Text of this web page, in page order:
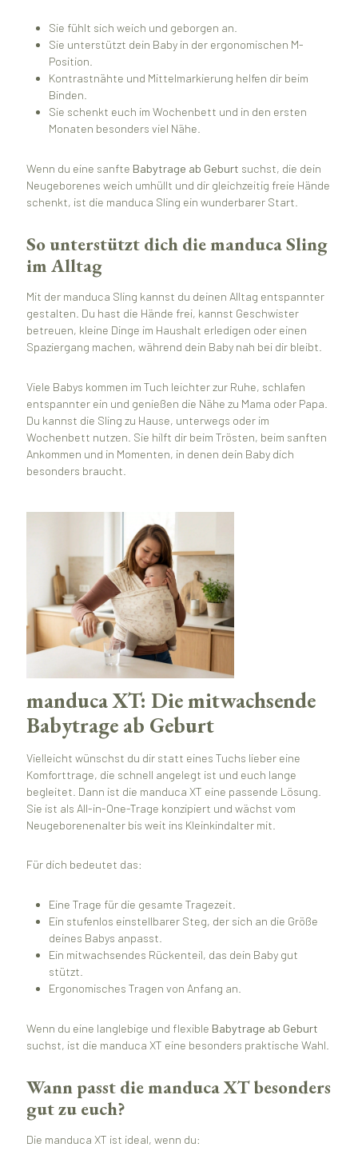
Sie fühlt sich weich und geborgen an.
Sie unterstützt dein Baby in der ergonomischen M-
Position.
Kontrastnähte und Mittelmarkierung helfen dir beim
Binden.
Sie schenkt euch im Wochenbett und in den ersten
Monaten besonders viel Nähe.
Wenn du eine sanfte Babytrage ab Geburt suchst, die dein
Neugeborenes weich umhüllt und dir gleichzeitig freie Hände
schenkt, ist die manduca Sling ein wunderbarer Start.
So unterstützt dich die manduca Sling
im Alltag
Mit der manduca Sling kannst du deinen Alltag entspannter
gestalten. Du hast die Hände frei, kannst Geschwister
betreuen, kleine Dinge im Haushalt erledigen oder einen
Spaziergang machen, während dein Baby nah bei dir bleibt.
Viele Babys kommen im Tuch leichter zur Ruhe, schlafen
entspannter ein und genießen die Nähe zu Mama oder Papa.
Du kannst die Sling zu Hause, unterwegs oder im
Wochenbett nutzen. Sie hilft dir beim Trösten, beim sanften
Ankommen und in Momenten, in denen dein Baby dich
besonders braucht.
manduca XT: Die mitwachsende
Babytrage ab Geburt
Vielleicht wünschst du dir statt eines Tuchs lieber eine
Komforttrage, die schnell angelegt ist und euch lange
begleitet. Dann ist die manduca XT eine passende Lösung.
Sie ist als All-in-One-Trage konzipiert und wächst vom
Neugeborenenalter bis weit ins Kleinkindalter mit.
Für dich bedeutet das:
Eine Trage für die gesamte Tragezeit.
Ein stufenlos einstellbarer Steg, der sich an die Größe
deines Babys anpasst.
Ein mitwachsendes Rückenteil, das dein Baby gut
stützt.
Ergonomisches Tragen von Anfang an.
Wenn du eine langlebige und flexible Babytrage ab Geburt
suchst, ist die manduca XT eine besonders praktische Wahl.
Wann passt die manduca XT besonders
gut zu euch?
Die manduca XT ist ideal, wenn du: